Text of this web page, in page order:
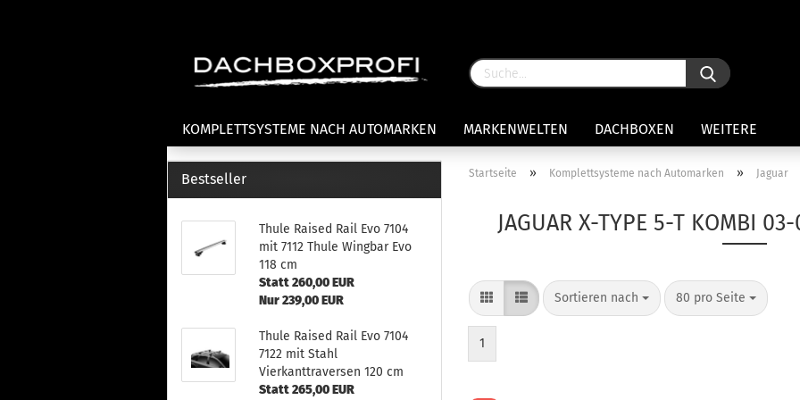
KOMPLETTSYSTEME NACH AUTOMARKEN MARKENWELTEN DACHBOXEN WEITERE
Dachfahrradträger
Heckklappenfahrradträger
Anhängekupplungsträger
E-Bike Fahrradträger
Lastenträgerfüße
Laststreben
Universaltträger Reling
Thule Montagekits 50.. für 7105
Clamp Fußsatz Fahrzeuge mit
normalen Dach
Thule Kits 30.. für 753 Fußsatz
mit Fixpunkte
Startseite » Komplettsysteme nach Automarken » Jaguar
JAGUAR X-TYPE 5-T KOMBI
Sortieren nach 80 pro Seite
1
Bestseller
Thule Raised Rail Evo 7104
mit 7112 Thule Wingbar Evo
118 cm
Statt 260,00 EUR
Nur 239,00 EUR
Thule Raised Rail Evo 7104
7122 mit Stahl
Vierkanttraversen 120 cm
Statt 265,00 EUR